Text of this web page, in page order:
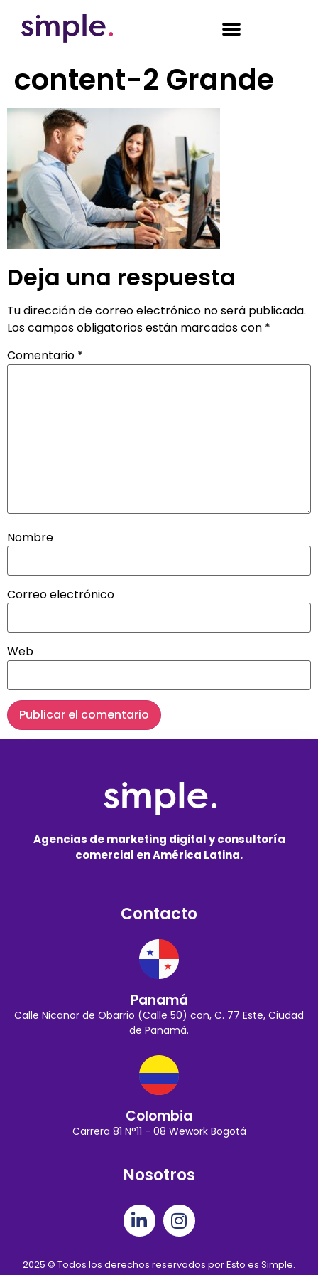
content-2 Grande
Deja una respuesta
Tu dirección de correo electrónico no será publicada.
Los campos obligatorios están marcados con *
Comentario *
Nombre
Correo electrónico
Web
Agencias de marketing digital y consultoría
comercial en América Latina.
Contacto
Panamá
Calle Nicanor de Obarrio (Calle 50) con, C. 77 Este, Ciudad
de Panamá.
Colombia
Carrera 81 N°11 - 08 Wework Bogotá
Nosotros
2025 © Todos los derechos reservados por Esto es Simple.